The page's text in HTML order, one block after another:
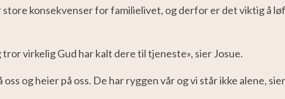
konsekvenser for familielivet, og derfor er det viktig å
tror virkelig Gud har kalt dere til tjeneste», sier Josue.
oss og heier på oss. De har ryggen vår og vi står ikke alene,